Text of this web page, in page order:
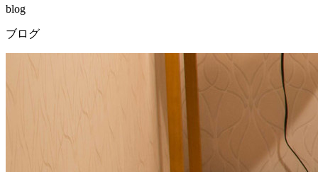
blog
ブログ